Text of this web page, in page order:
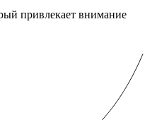
привлекает внимание